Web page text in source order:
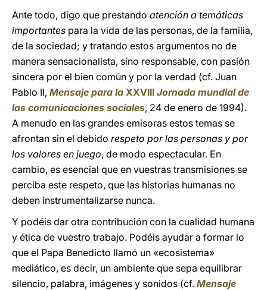
Ante todo, digo que prestando atención a temáticas
importantes para la vida de las personas, de la familia,
de la sociedad; y tratando estos argumentos no de
manera sensacionalista, sino responsable, con pasión
sincera por el bien común y por la verdad (cf. Juan
Pablo II, Mensaje para la XXVIII Jornada mundial de
las comunicaciones sociales, 24 de enero de 1994).
A menudo en las grandes emisoras estos temas se
afrontan sin el debido respeto por las personas y por
los valores en juego, de modo espectacular. En
cambio, es esencial que en vuestras transmisiones se
perciba este respeto, que las historias humanas no
deben instrumentalizarse nunca.
Y podéis dar otra contribución con la cualidad humana
y ética de vuestro trabajo. Podéis ayudar a formar lo
que el Papa Benedicto llamó un «ecosistema»
mediático, es decir, un ambiente que sepa equilibrar
silencio, palabra, imágenes y sonidos (cf. Mensaje